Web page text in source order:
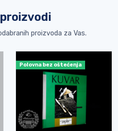
proizvoda za Vas.
Polovna bez oštećenja